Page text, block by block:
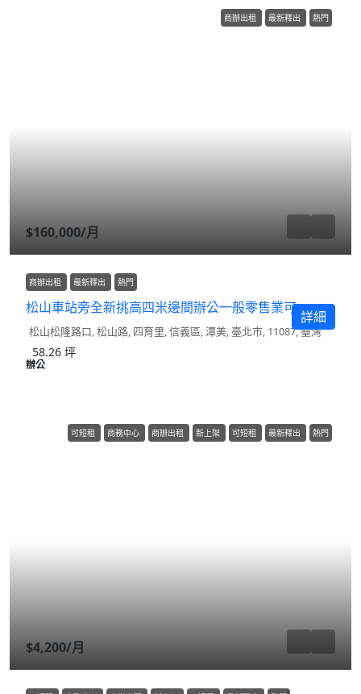
商辦出租 最新釋出 熱門
$160,000/月
商辦出租 最新釋出 熱門
松山車站旁全新挑高四米邊間辦公一般零售業可
松山松隆路口, 松山路, 四育里, 信義區, 潭美, 臺北市, 11087, 臺灣
58.26 坪
辦公
詳細
可短租 商務中心 商辦出租 新上架 可短租 最新釋出 熱門
$4,200/月